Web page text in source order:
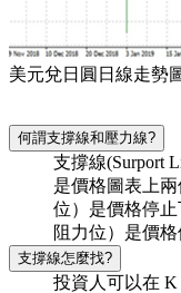
美元兌日圓日線走
何謂支撐線和壓力線?
支撐線(Surport
是價格圖表上
位）是價格停
阻力位）是價
支撐線怎麼找?
投資人可以在 K